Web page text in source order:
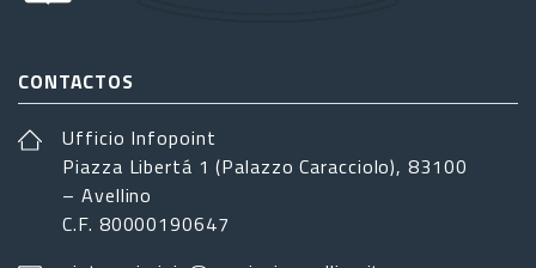
CONTACTOS
Ufficio Infopoint
Piazza Libertá 1 (Palazzo Caracciolo), 83100
– Avellino
C.F. 80000190647